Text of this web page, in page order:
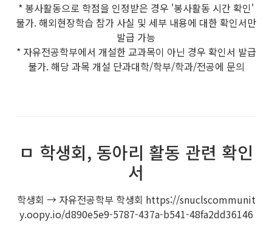
* 봉사활동으로 학점을 인정받은 경우 '봉사활동 시간 확인'
불가. 해외현장학습 참가 사실 및 세부 내용에 대한 확인서만
발급 가능
* 자유전공학부에서 개설한 교과목이 아닌 경우 확인서 발급
불가. 해당 과목 개설 단과대학/학부/학과/전공에 문의
ㅁ 학생회, 동아리 활동 관련 확인
서
학생회 → 자유전공학부 학생회 https://snuclscommunit
y.oopy.io/d890e5e9-5787-437a-b541-48fa2dd36146